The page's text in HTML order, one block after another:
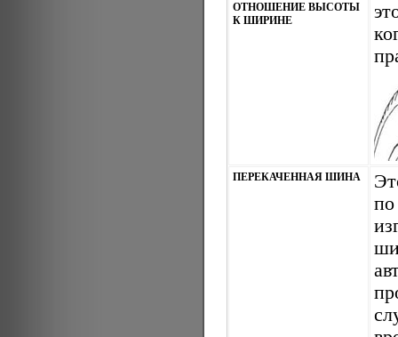
ОТНОШЕНИЕ ВЫСОТЫ
К ШИРИНЕ
ПЕРЕКАЧЕННАЯ ШИНА